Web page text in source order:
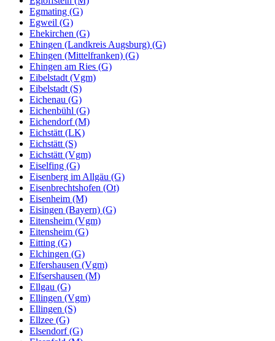
Egmating (G)
Egweil (G)
Ehekirchen (G)
Ehingen (Landkreis Augsburg) (G)
Ehingen (Mittelfranken) (G)
Ehingen am Ries (G)
Eibelstadt (Vgm)
Eibelstadt (S)
Eichenau (G)
Eichenbühl (G)
Eichendorf (M)
Eichstätt (LK)
Eichstätt (S)
Eichstätt (Vgm)
Eiselfing (G)
Eisenberg im Allgäu (G)
Eisenbrechtshofen (Ot)
Eisenheim (M)
Eisingen (Bayern) (G)
Eitensheim (Vgm)
Eitensheim (G)
Eitting (G)
Elchingen (G)
Elfershausen (Vgm)
Elfsershausen (M)
Ellgau (G)
Ellingen (Vgm)
Ellingen (S)
Ellzee (G)
Elsendorf (G)